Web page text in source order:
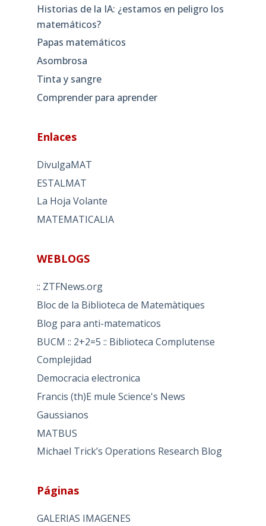
Historias de la IA: ¿estamos en peligro los
matemáticos?
Papas matemáticos
Asombrosa
Tinta y sangre
Comprender para aprender
Enlaces
DivulgaMAT
ESTALMAT
La Hoja Volante
MATEMATICALIA
WEBLOGS
:: ZTFNews.org
Bloc de la Biblioteca de Matemàtiques
Blog para anti-matematicos
BUCM :: 2+2=5 :: Biblioteca Complutense
Complejidad
Democracia electronica
Francis (th)E mule Science's News
Gaussianos
MATBUS
Michael Trick’s Operations Research Blog
Páginas
GALERIAS IMAGENES